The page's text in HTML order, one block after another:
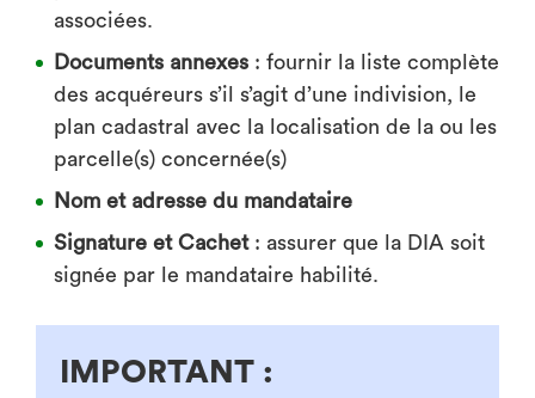
associées.
Documents annexes : fournir la liste complète
des acquéreurs s’il s’agit d’une indivision, le
plan cadastral avec la localisation de la ou les
parcelle(s) concernée(s)
Nom et adresse du mandataire
Signature et Cachet : assurer que la DIA soit
signée par le mandataire habilité.
IMPORTANT :